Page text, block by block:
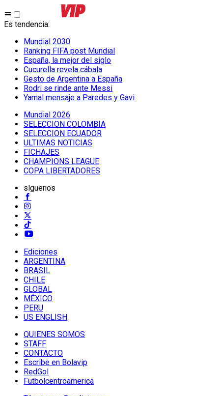
Es tendencia:
Mundial 2030
Ranking FIFA post Mundial
España, la mejor del siglo
Cucurella revela cábala
Gesto de Argentina a España
Rodri se rinde ante Messi
Yamal mensaje a Paredes y Gavi
Mundial 2026
SELECCION COLOMBIA
SELECCION ECUADOR
ULTIMAS NOTICIAS
FICHAJES
CHAMPIONS LEAGUE
COPA LIBERTADORES
síguenos
Ediciones
ARGENTINA
BRASIL
CHILE
GLOBAL
MÉXICO
PERU
US ENGLISH
QUIENES SOMOS
STAFF
CONTACTO
Escribe en Bolavip
RedGol
Futbolcentroamerica